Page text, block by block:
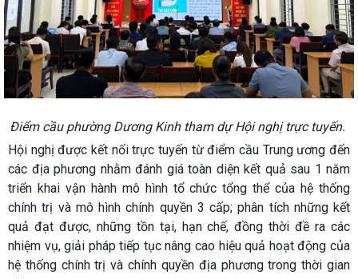
Điểm cầu phường Dương Kinh tham dự Hội nghị trực tuyến.
Hội nghị được kết nối trực tuyến từ điểm cầu Trung ương đến
các địa phương nhằm đánh giá toàn diện kết quả sau 1 năm
triển khai vận hành mô hình tổ chức tổng thể của hệ thống
chính trị và mô hình chính quyền 3 cấp; phân tích những kết
quả đạt được, những tồn tại, hạn chế, đồng thời đề ra các
nhiệm vụ, giải pháp tiếp tục nâng cao hiệu quả hoạt động của
hệ thống chính trị và chính quyền địa phương trong thời gian